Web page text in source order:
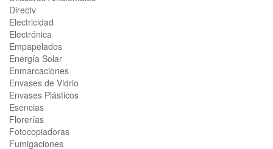
Directv
Electricidad
Electrónica
Empapelados
Energía Solar
Enmarcaciones
Envases de Vidrio
Envases Plásticos
Esencias
Florerías
Fotocopiadoras
Fumigaciones